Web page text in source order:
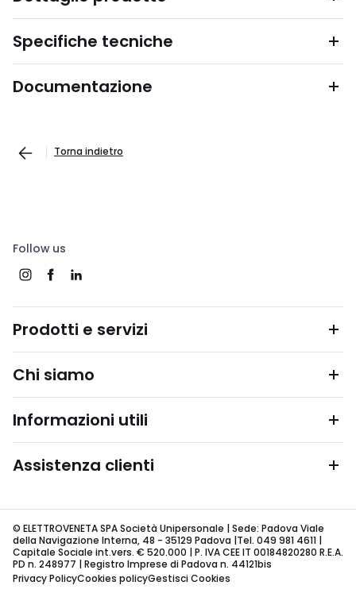
Specifiche tecniche
Documentazione
Torna indietro
Follow us
Prodotti e servizi
Chi siamo
Informazioni utili
Assistenza clienti
© ELETTROVENETA SPA Società Unipersonale | Sede: Padova Viale
della Navigazione Interna, 48 - 35129 Padova |Tel. 049 981 4611 |
Capitale Sociale int.vers. € 520.000 | P. IVA CEE IT 00184820280 R.E.A.
PD n. 248977 | Registro Imprese di Padova n. 44121bis
Privacy PolicyCookies policyGestisci Cookies